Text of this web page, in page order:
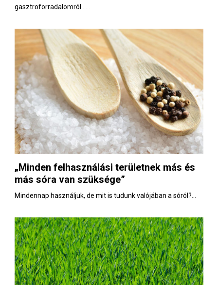
gasztroforradalomról…...
„Minden felhasználási területnek más és
más sóra van szüksége”
Mindennap használjuk, de mit is tudunk valójában a sóról?...